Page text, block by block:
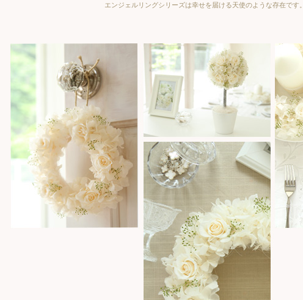
エンジェルリングシリーズは幸せを届ける天使のような存在です。